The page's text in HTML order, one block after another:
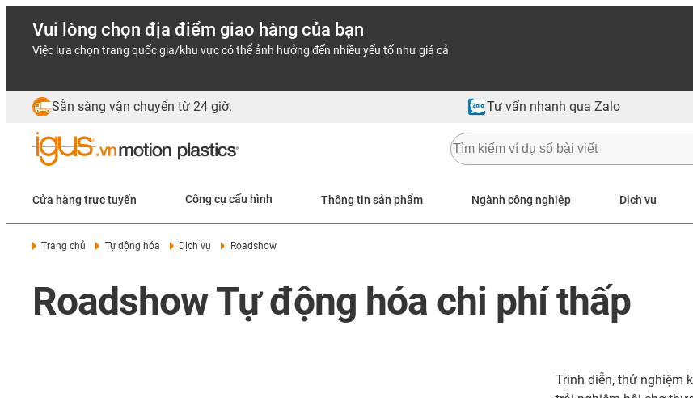
Vui lòng chọn địa điểm giao hàng của bạn
Việc lựa chọn trang quốc gia/khu vực có thể ảnh hưởng đến nhiều yếu tố như giá cả
Sẵn sàng vận chuyển từ 24 giờ. Tư vấn nhanh qua Zalo
Cửa hàng trực tuyến Công cụ cấu hình Thông tin sản phẩm Ngành công nghiệp Dịch vụ
Trang chủ Tự động hóa Dịch vụ Roadshow
Roadshow Tự động hóa chi phí thấp
Trình diễn, thử nghiệm